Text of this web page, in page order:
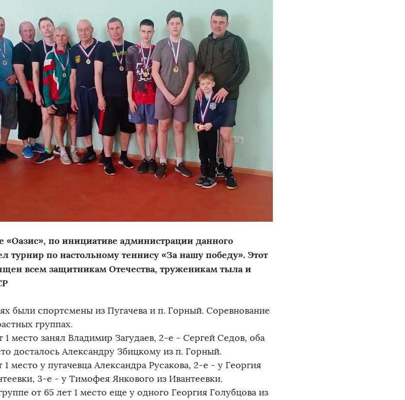
«Оазис», по инициативе администрации данного
турнир по настольному теннису «За нашу победу». Этот
всем защитникам Отечества, труженикам тыла и
были спортсмены из Пугачева и п. Горный. Соревнование
группах.
1 место занял Владимир Загудаев, 2-е - Сергей Седов, оба
досталось Александру Збицкому из п. Горный.
1 место у пугачевца Александра Русакова, 2-е - у Георгия
3-е - у Тимофея Янкового из Ивантеевки.
от 65 лет 1 место еще у одного Георгия Голубцова из